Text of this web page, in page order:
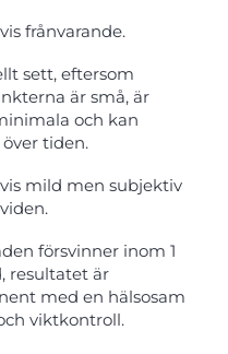
frånvarande.
sett, eftersom
är små, är
och kan
tiden.
mild men subjektiv
försvinner inom 1
resultatet är
med en hälsosam
viktkontroll.